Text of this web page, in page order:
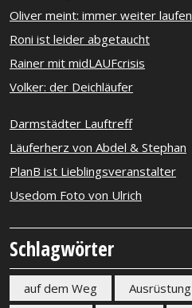
Oliver meint: immer weiter laufen
Roni ist leider abgetaucht
Rainer mit midLAUFcrisis
Volker: der Deichläufer
Darmstädter Lauftreff
Läuferherz von Abdel & Stephan
PlanB ist Lieblingsveranstalter
Usedom Foto von Ulrich
Schlagwörter
auf dem Weg Ausrüstung